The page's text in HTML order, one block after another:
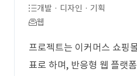
개발 · 디자인 · 기획
웹
프로젝트는 이커머스 쇼핑
표로 하며, 반응형 웹 플랫